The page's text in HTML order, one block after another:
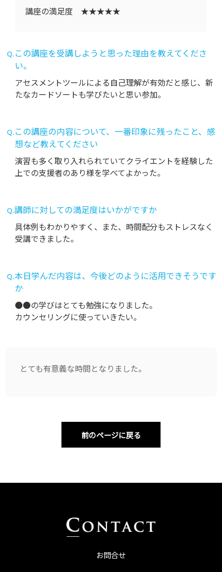
講座の満足度 ★★★★★
Q.この講座を受講しようと思った理由を教えてくださ
い。
アセスメントツールによる自己理解が有効だと感じ、新
たなカードソートも学びたいと思い参加。
Q.この講座の内容について、一番印象に残ったこと、感
想など教えてください
演習も多く取り入れられていてクライエントを経験した
上での支援者のあり様を学べてよかった。
Q.講師に対しての満足度はいかがですか
具体例もわかりやすく、また、時間配分もストレスなく
受講できました。
Q.本日学んだ内容は、今後どのように活用できそうです
か
●●の学びはとても勉強になりました。
カウンセリングに使っていきたい。
とても有意義な時間となりました。
前のページに戻る
お問合せ